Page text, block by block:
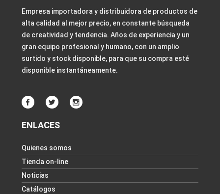
Empresa importadora y distribuidora de productos de
alta calidad al mejor precio, en constante búsqueda
de creatividad y tendencia. Años de experiencia y un
gran equipo profesional y humano, con un amplio
surtido y stock disponible, para que su compra esté
disponible instantáneamente.
ENLACES
Quienes somos
Tienda on-line
Noticias
Catálogos